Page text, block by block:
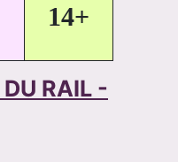
14+
RAIL -